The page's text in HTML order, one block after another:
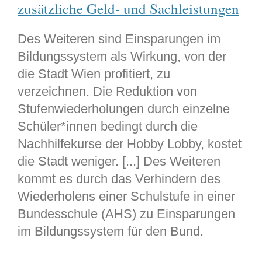
zusätzliche Geld- und Sachleistungen
Des Weiteren sind Einsparungen im
Bildungssystem als Wirkung, von der
die Stadt Wien profitiert, zu
verzeichnen. Die Reduktion von
Stufenwiederholungen durch einzelne
Schüler*innen bedingt durch die
Nachhilfekurse der Hobby Lobby, kostet
die Stadt weniger. [...] Des Weiteren
kommt es durch das Verhindern des
Wiederholens einer Schulstufe in einer
Bundesschule (AHS) zu Einsparungen
im Bildungssystem für den Bund.